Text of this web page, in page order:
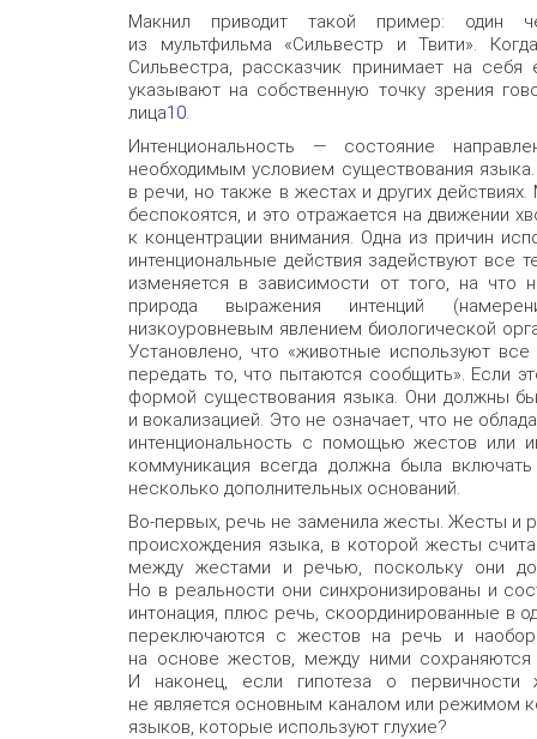
Макнил приводит такой пример: один
из мультфильма «Сильвестр и Твити».
Сильвестра, рассказчик принимает на
указывают на собственную точку зрения
лица10.
Интенциональность — состояние
необходимым условием существования
в речи, но также в жестах и других
беспокоятся, и это отражается на движении
к концентрации внимания. Одна из причин
интенциональные действия задействуют все
изменяется в зависимости от того, на что
природа выражения интенций
низкоуровневым явлением биологической
Установлено, что «животные используют
передать то, что пытаются сообщить». Если
формой существования языка. Они должны
и вокализацией. Это не означает, что не
интенциональность с помощью жестов или
коммуникация всегда должна была
несколько дополнительных оснований.
Во-первых, речь не заменила жесты. Жесты и
происхождения языка, в которой жесты
между жестами и речью, поскольку они
Но в реальности они синхронизированы и
интонация, плюс речь, скоординированные в
переключаются с жестов на речь и
на основе жестов, между ними
И наконец, если гипотеза о
не является основным каналом или режимом
языков, которые используют глухие?